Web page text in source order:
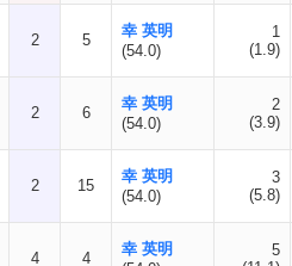
2 5
幸 英明
(54.0)
1
(1.9)
2 6
幸 英明
(54.0)
2
(3.9)
2 15
幸 英明
(54.0)
3
(5.8)
4 4
幸 英明
5